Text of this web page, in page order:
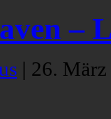
–
| 26. März